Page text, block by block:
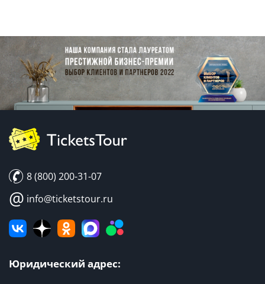
8 (800) 200-31-07
@ info@ticketstour.ru
Юридический адрес: